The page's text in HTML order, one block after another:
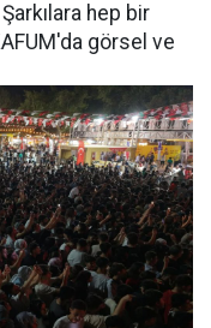
hep bir
görsel ve